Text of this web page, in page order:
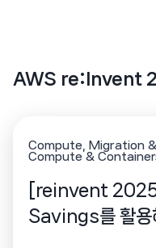
AWS re:Invent
Compute Migration
Compute &
[reinvent
Savings를 활용